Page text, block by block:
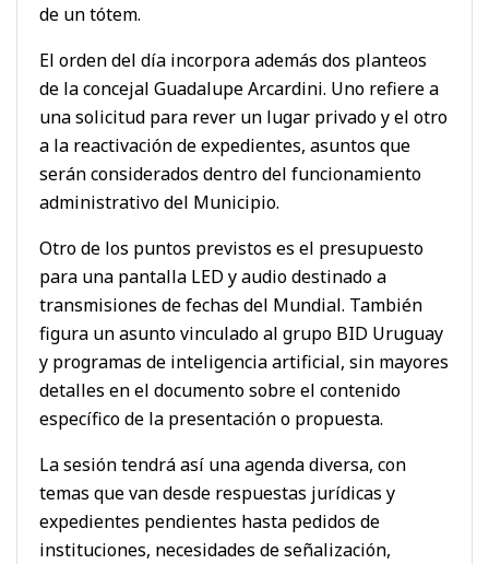
de un tótem.
El orden del día incorpora además dos planteos
de la concejal Guadalupe Arcardini. Uno refiere a
una solicitud para rever un lugar privado y el otro
a la reactivación de expedientes, asuntos que
serán considerados dentro del funcionamiento
administrativo del Municipio.
Otro de los puntos previstos es el presupuesto
para una pantalla LED y audio destinado a
transmisiones de fechas del Mundial. También
figura un asunto vinculado al grupo BID Uruguay
y programas de inteligencia artificial, sin mayores
detalles en el documento sobre el contenido
específico de la presentación o propuesta.
La sesión tendrá así una agenda diversa, con
temas que van desde respuestas jurídicas y
expedientes pendientes hasta pedidos de
instituciones, necesidades de señalización,